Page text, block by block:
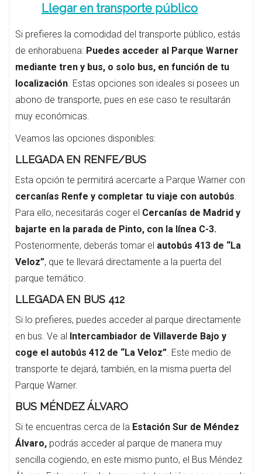
Llegar en transporte público
Si prefieres la comodidad del transporte público, estás
de enhorabuena: Puedes acceder al Parque Warner
mediante tren y bus, o solo bus, en función de tu
localización . Estas opciones son ideales si posees un
abono de transporte, pues en ese caso te resultarán
muy económicas.
Veamos las opciones disponibles:
LLEGADA EN RENFE/BUS
Esta opción te permitirá acercarte a Parque Warner con
cercanías Renfe y completar tu viaje con autobús
Para ello, necesitarás coger el Cercanías de Madrid y
bajarte en la parada de Pinto, con la línea C-3.
Posteriormente, deberás tomar el autobús 413 de “La
Veloz”, que te llevará directamente a la puerta del
parque temático.
LLEGADA EN BUS 412
Si lo prefieres, puedes acceder al parque directamente
en bus. Ve al Intercambiador de Villaverde Bajo y
coge el autobús 412 de “La Veloz” . Este medio de
transporte te dejará, también, en la misma puerta del
Parque Warner.
BUS MÉNDEZ ÁLVARO
Si te encuentras cerca de la Estación Sur de Méndez
Álvaro, podrás acceder al parque de manera muy
sencilla cogiendo, en este mismo punto, el Bus Méndez